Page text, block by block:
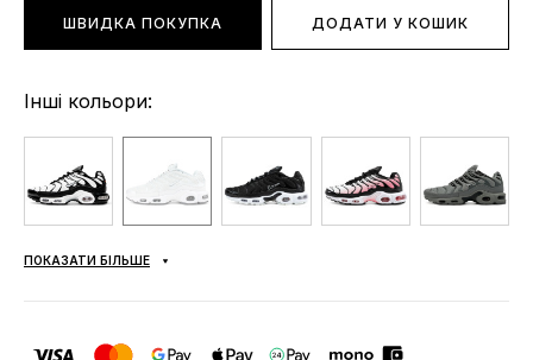
ШВИДКА ПОКУПКА ДОДАТИ У КОШИК
Інші кольори:
ПОКАЗАТИ БІЛЬШЕ